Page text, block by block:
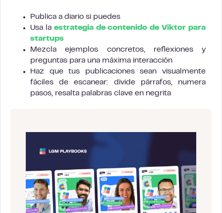
Publica a diario si puedes
Usa la estrategia de contenido de Viktor para
startups
Mezcla ejemplos concretos, reflexiones y
preguntas para una máxima interacción
Haz que tus publicaciones sean visualmente
fáciles de escanear: divide párrafos, numera
pasos, resalta palabras clave en negrita